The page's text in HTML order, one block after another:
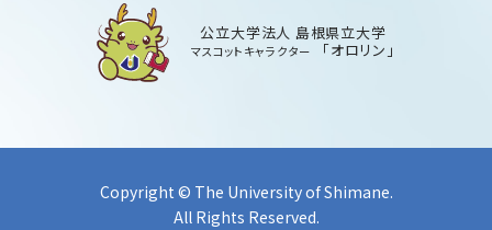
公立大学法人 島根県立大学
マスコットキャラクター 「オロリン」
Copyright © The University of Shimane.
All Rights Reserved.